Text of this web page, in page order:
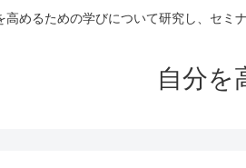
高めるための学びについて研究し、セミ
自分を